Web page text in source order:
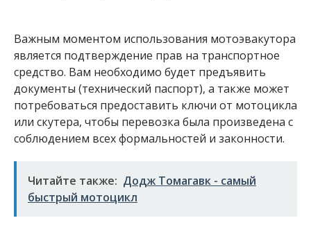
Важным моментом использования мотоэвакутора
является подтверждение прав на транспортное
средство. Вам необходимо будет предъявить
документы (технический паспорт), а также может
потребоваться предоставить ключи от мотоцикла
или скутера, чтобы перевозка была произведена с
соблюдением всех формальностей и законности.
Читайте также: Додж Томагавк - самый
быстрый мотоцикл